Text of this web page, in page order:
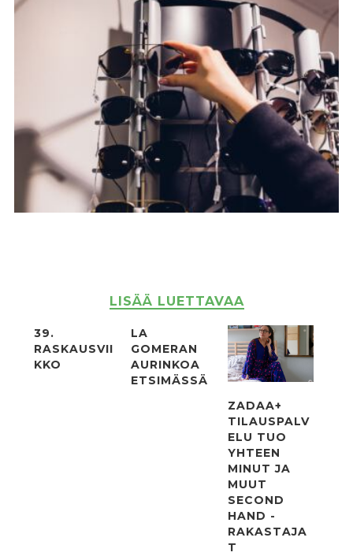
LISÄÄ LUETTAVAA
39.
RASKAUSVII
KKO
LA
GOMERAN
AURINKOA
ETSIMÄSSÄ
ZADAA+
TILAUSPALV
ELU TUO
YHTEEN
MINUT JA
MUUT
SECOND
HAND -
RAKASTAJA
T